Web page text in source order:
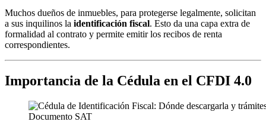
Muchos dueños de inmuebles, para protegerse legalmente, solicitan
a sus inquilinos la identificación fiscal. Esto da una capa extra de
formalidad al contrato y permite emitir los recibos de renta
correspondientes.
Importancia de la Cédula en el CFDI 4.0
Documento SAT